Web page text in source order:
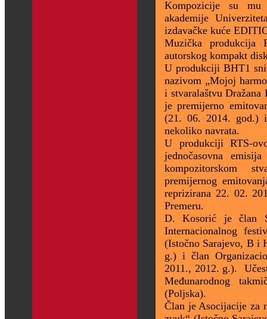
Kompozicije su mu
akademije
izdavačke kuće
Muzička produkcija
autorskog kompakt
U produkciji BHT1
nazivom „Mojoj
i stvaralaštvu
je premijerno
(21. 06. 2014. god.)
nekoliko navrata.
U produkciji RTS-
jednočasovna
kompozitorskom
premijernog
reprizirana 22. 02.
Premeru.
D. Kosorić je član
Internacionalnog
(Istočno Sarajevo, B i
g.) i član
2011., 2012. g.).
Međunarodnog
(Poljska).
Član je Asocijacije za